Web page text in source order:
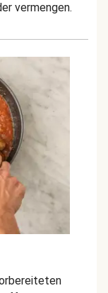
vermengen.